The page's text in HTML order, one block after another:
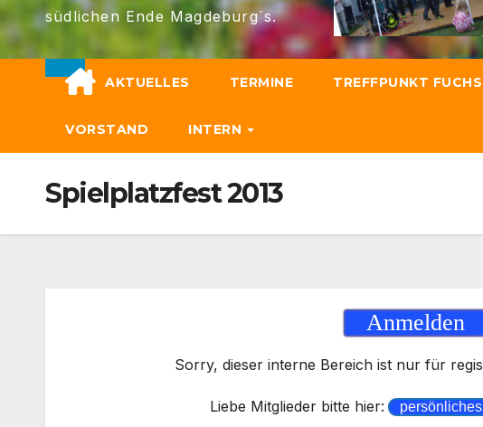
südlichen Ende Magdeburg`s.
AKTUELLES TERMINE TREFFPUNKT
VORSTAND INTERN
Spielplatzfest 2013
Anmelden
Sorry, dieser interne Bereich ist nur für
Liebe Mitglieder bitte hier: